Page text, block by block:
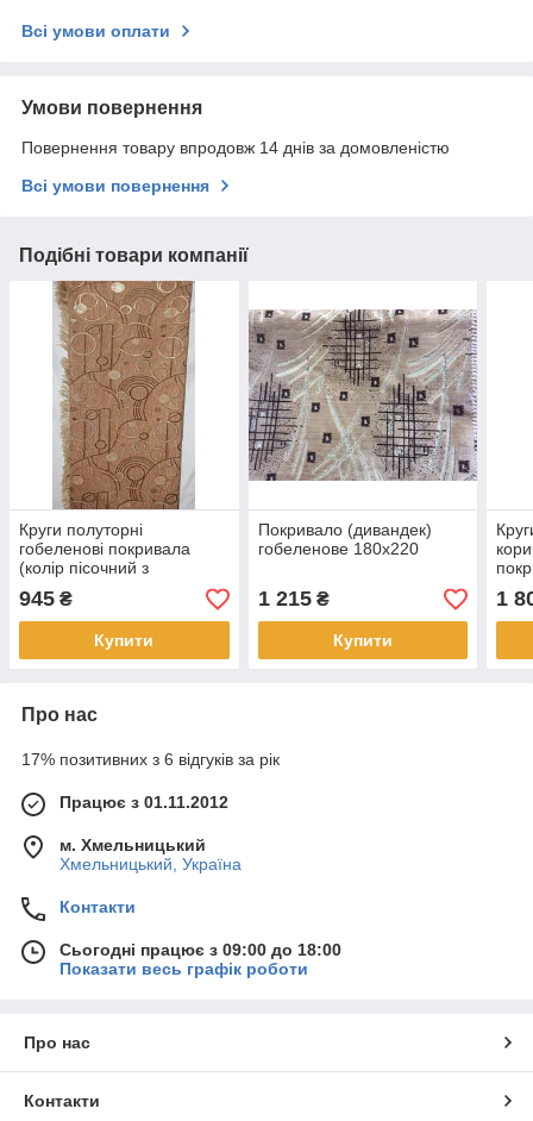
Всі умови оплати
Умови повернення
Повернення товару впродовж 14 днів за домовленістю
Всі умови повернення
Подібні товари компанії
Круги полуторні
гобеленові покривала
(колір пісочний з
коричневим)
945 ₴
Купити
Покривало (дивандек)
гобеленове 180х220
1 215₴
Купити
1
Про нас
17% позитивних з 6 відгуків за рік
Працює з 01.11.2012
м. Хмельницький
Хмельницький, Україна
Контакти
Сьогодні працює з 09:00 до 18:00
Показати весь графік роботи
Про нас
Контакти